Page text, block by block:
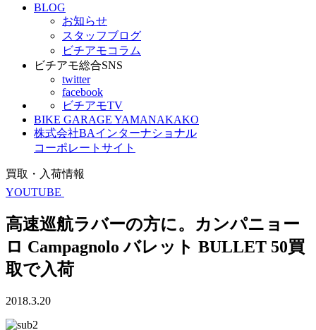
BLOG
お知らせ
スタッフブログ
ビチアモコラム
ビチアモ総合SNS
twitter
facebook
ビチアモTV
BIKE GARAGE YAMANAKAKO
株式会社BAインターナショナル
コーポレートサイト
買取・入荷情報
YOUTUBE
高速巡航ラバーの方に。カンパニョー
ロ Campagnolo バレット BULLET 50買
取で入荷
2018.3.20